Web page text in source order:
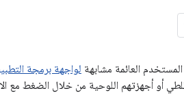
العائمة مشابهة لواجهة برمجة
أو أجهزتهم اللوحية من خلال الضغط مع